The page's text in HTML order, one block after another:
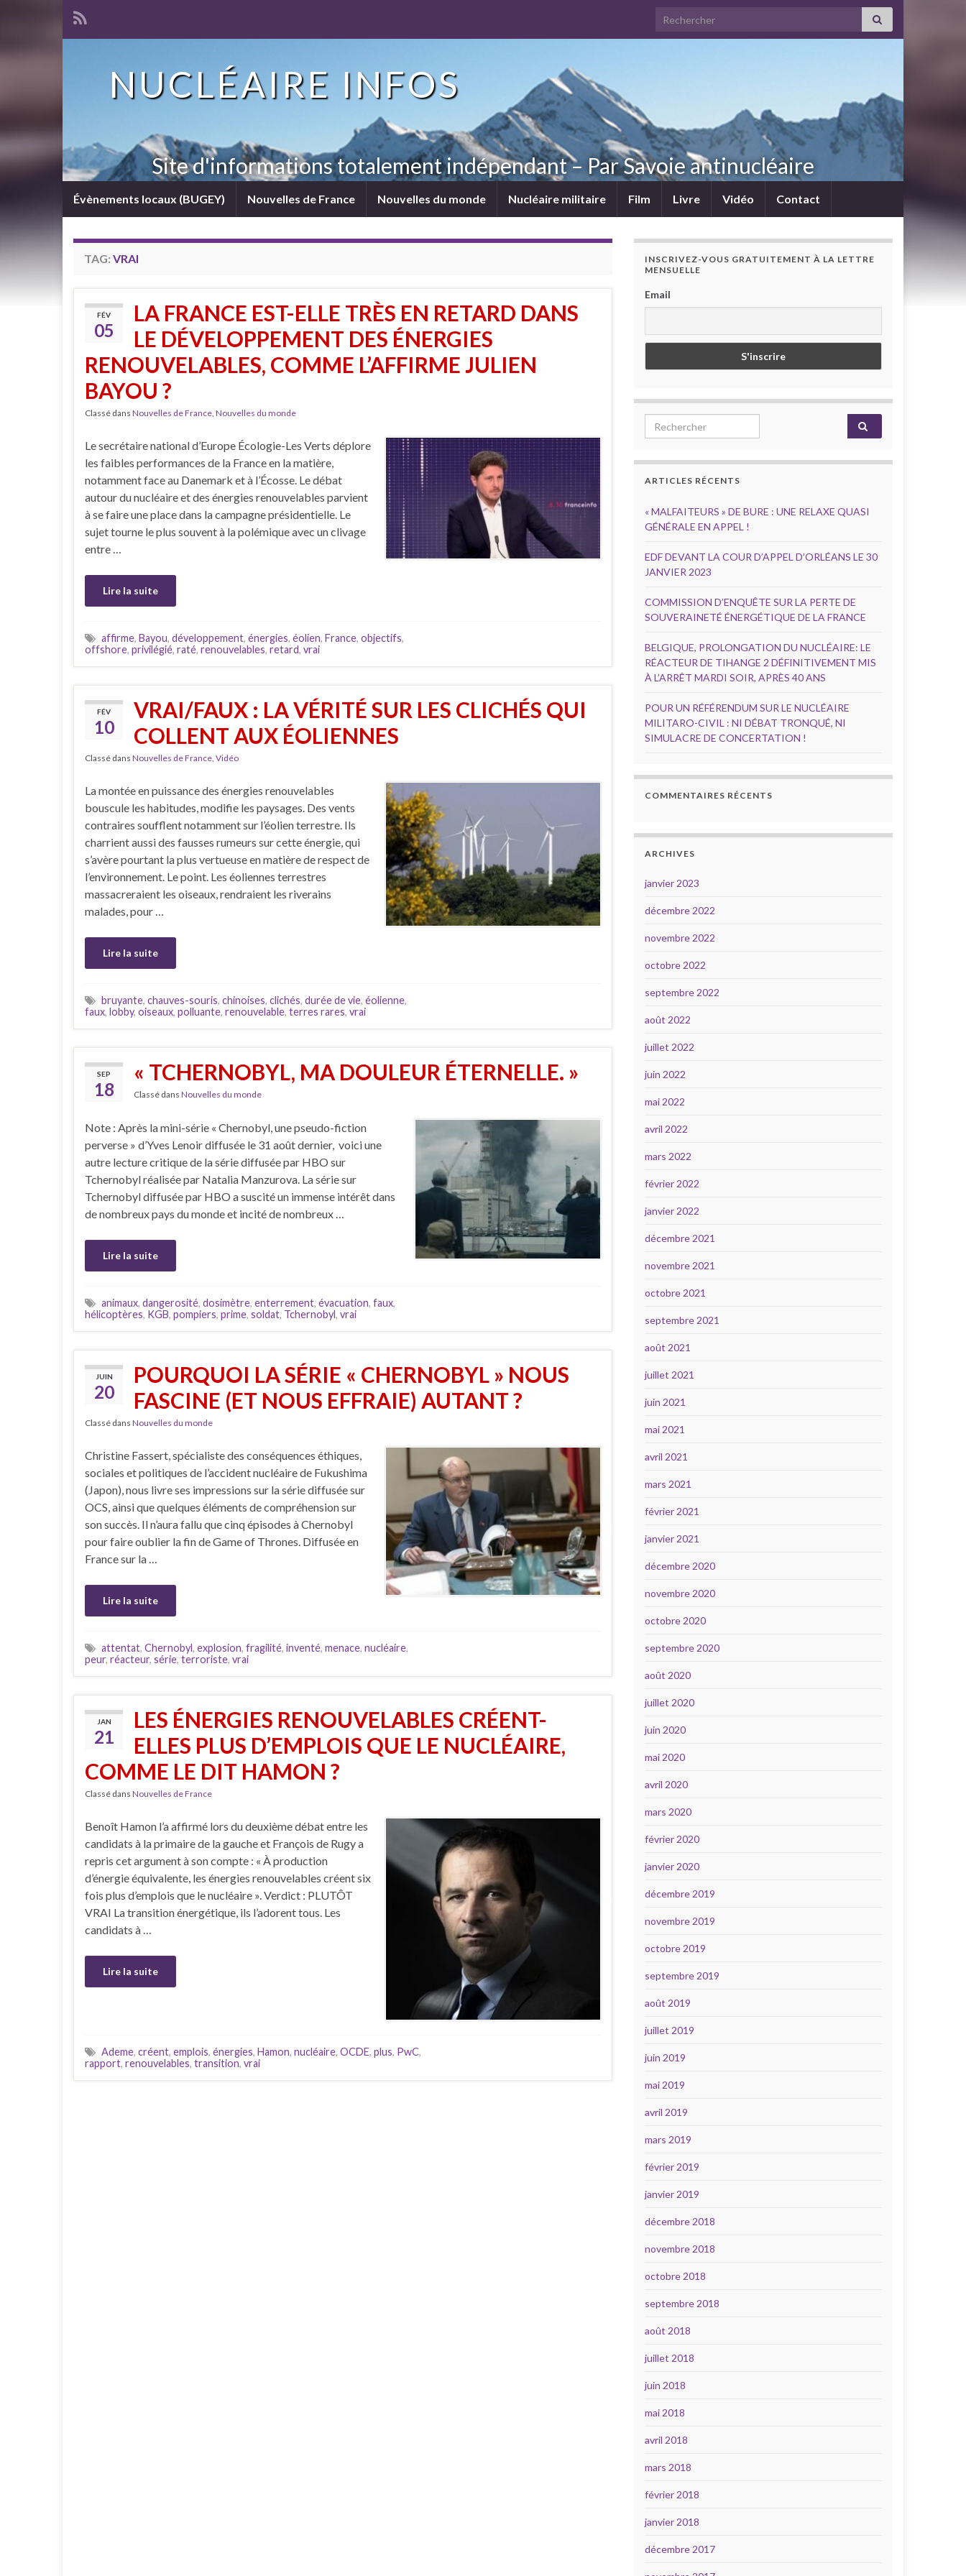
Search for:
NUCLÉAIRE INFOS
Site d'informations totalement indépendant – Par Savoie antinucléaire
Évènements locaux (BUGEY) Nouvelles de France Nouvelles du monde Nucléaire militaire Film Livre Vidéo Contact
TAG: VRAI
FÉV
05
LA FRANCE EST-ELLE TRÈS EN RETARD DANS
LE DÉVELOPPEMENT DES ÉNERGIES
RENOUVELABLES, COMME L’AFFIRME JULIEN
BAYOU ?
Classé dans Nouvelles de France, Nouvelles du monde
Le secrétaire national d’Europe Écologie-Les Verts déplore
les faibles performances de la France en la matière,
notamment face au Danemark et à l’Écosse. Le débat
autour du nucléaire et des énergies renouvelables parvient
à se faire une place dans la campagne présidentielle. Le
sujet tourne le plus souvent à la polémique avec un clivage
entre …
Lire la suite
affirme, Bayou, développement, énergies, éolien, France, objectifs,
offshore, privilégié, raté, renouvelables, retard, vrai
FÉV
10
VRAI/FAUX : LA VÉRITÉ SUR LES CLICHÉS QUI
COLLENT AUX ÉOLIENNES
Classé dans Nouvelles de France, Vidéo
La montée en puissance des énergies renouvelables
bouscule les habitudes, modifie les paysages. Des vents
contraires soufflent notamment sur l’éolien terrestre. Ils
charrient aussi des fausses rumeurs sur cette énergie, qui
s’avère pourtant la plus vertueuse en matière de respect de
l’environnement. Le point. Les éoliennes terrestres
massacreraient les oiseaux, rendraient les riverains
malades, pour …
Lire la suite
bruyante, chauves-souris, chinoises, clichés, durée de vie, éolienne,
faux, lobby, oiseaux, polluante, renouvelable, terres rares, vrai
SEP
18
« TCHERNOBYL, MA DOULEUR ÉTERNELLE. »
Classé dans Nouvelles du monde
Note : Après la mini-série « Chernobyl, une pseudo-fiction
perverse » d’Yves Lenoir diffusée le 31 août dernier, voici une
autre lecture critique de la série diffusée par HBO sur
Tchernobyl réalisée par Natalia Manzurova. La série sur
Tchernobyl diffusée par HBO a suscité un immense intérêt dans
de nombreux pays du monde et incité de nombreux …
Lire la suite
animaux, dangerosité, dosimètre, enterrement, évacuation, faux,
hélicoptères, KGB, pompiers, prime, soldat, Tchernobyl, vrai
JUIN
20
POURQUOI LA SÉRIE « CHERNOBYL » NOUS
FASCINE (ET NOUS EFFRAIE) AUTANT ?
Classé dans Nouvelles du monde
Christine Fassert, spécialiste des conséquences éthiques,
sociales et politiques de l’accident nucléaire de Fukushima
(Japon), nous livre ses impressions sur la série diffusée sur
OCS, ainsi que quelques éléments de compréhension sur
son succès. Il n’aura fallu que cinq épisodes à Chernobyl
pour faire oublier la fin de Game of Thrones. Diffusée en
France sur la …
Lire la suite
attentat, Chernobyl, explosion, fragilité, inventé, menace, nucléaire,
peur, réacteur, série, terroriste, vrai
JAN
21
LES ÉNERGIES RENOUVELABLES CRÉENT-
ELLES PLUS D’EMPLOIS QUE LE NUCLÉAIRE,
COMME LE DIT HAMON ?
Classé dans Nouvelles de France
Benoît Hamon l’a affirmé lors du deuxième débat entre les
candidats à la primaire de la gauche et François de Rugy a
repris cet argument à son compte : « À production
d’énergie équivalente, les énergies renouvelables créent six
fois plus d’emplois que le nucléaire ». Verdict : PLUTÔT
VRAI La transition énergétique, ils l’adorent tous. Les
candidats à …
Lire la suite
Ademe, créent, emplois, énergies, Hamon, nucléaire, OCDE, plus, PwC,
rapport, renouvelables, transition, vrai
INSCRIVEZ-VOUS GRATUITEMENT À LA LETTRE
MENSUELLE
Email
Search for:
ARTICLES RÉCENTS
« MALFAITEURS » DE BURE : UNE RELAXE QUASI
GÉNÉRALE EN APPEL !
EDF DEVANT LA COUR D’APPEL D’ORLÉANS LE 30
JANVIER 2023
COMMISSION D’ENQUÊTE SUR LA PERTE DE
SOUVERAINETÉ ÉNERGÉTIQUE DE LA FRANCE
BELGIQUE, PROLONGATION DU NUCLÉAIRE: LE
RÉACTEUR DE TIHANGE 2 DÉFINITIVEMENT MIS
À L’ARRÊT MARDI SOIR, APRÈS 40 ANS
POUR UN RÉFÉRENDUM SUR LE NUCLÉAIRE
MILITARO-CIVIL : NI DÉBAT TRONQUÉ, NI
SIMULACRE DE CONCERTATION !
COMMENTAIRES RÉCENTS
ARCHIVES
janvier 2023
décembre 2022
novembre 2022
octobre 2022
septembre 2022
août 2022
juillet 2022
juin 2022
mai 2022
avril 2022
mars 2022
février 2022
janvier 2022
décembre 2021
novembre 2021
octobre 2021
septembre 2021
août 2021
juillet 2021
juin 2021
mai 2021
avril 2021
mars 2021
février 2021
janvier 2021
décembre 2020
novembre 2020
octobre 2020
septembre 2020
août 2020
juillet 2020
juin 2020
mai 2020
avril 2020
mars 2020
février 2020
janvier 2020
décembre 2019
novembre 2019
octobre 2019
septembre 2019
août 2019
juillet 2019
juin 2019
mai 2019
avril 2019
mars 2019
février 2019
janvier 2019
décembre 2018
novembre 2018
octobre 2018
septembre 2018
août 2018
juillet 2018
juin 2018
mai 2018
avril 2018
mars 2018
février 2018
janvier 2018
décembre 2017